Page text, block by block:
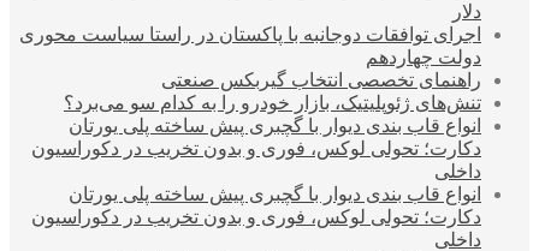
دلار
اجرای توافقات دوجانبه با پاکستان در راستا سیاست محوری
دولت چهاردهم
راهنمای تخصصی انتخاب گیربکس صنعتی
تنش‌های ژئوپلیتیک، بازار خودرو را به کدام سو می‌برد؟
انواع قاب بندی دیوار با گچبری پیش ساخته پلی یورتان
دکارت؛ تحولی لوکس، فوری و بدون تخریب در دکوراسیون
داخلی
انواع قاب بندی دیوار با گچبری پیش ساخته پلی یورتان
دکارت؛ تحولی لوکس، فوری و بدون تخریب در دکوراسیون
داخلی